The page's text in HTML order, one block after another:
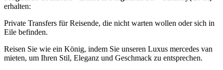
erhalten:
Private Transfers für Reisende, die nicht warten wollen oder sich in
Eile befinden.
Reisen Sie wie ein König, indem Sie unseren Luxus mercedes van
mieten, um Ihren Stil, Eleganz und Geschmack zu entsprechen.